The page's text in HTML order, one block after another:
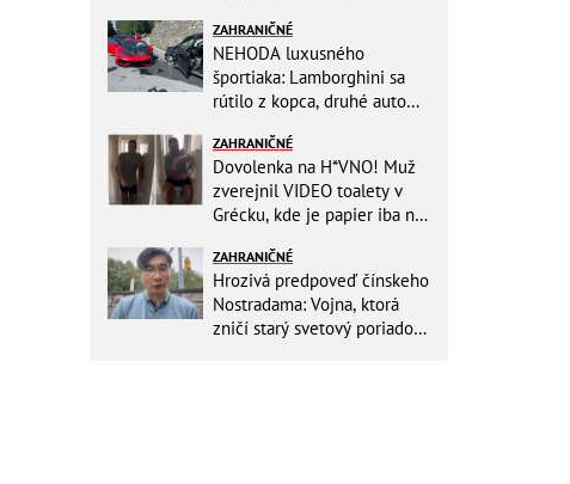
ZAHRANIČNÉ
NEHODA luxusného
športiaka: Lamborghini sa
rútilo z kopca, druhé auto
horšie
ZAHRANIČNÉ
Dovolenka na H*VNO! Muž
zverejnil VIDEO toalety v
Grécku, kde je papier iba na
do kuchyne
ZAHRANIČNÉ
Hrozivá predpoveď čínskeho
Nostradama: Vojna, ktorá
zničí starý svetový poriadok!